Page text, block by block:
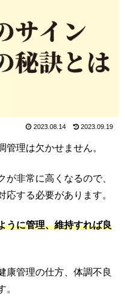
2023.08.14 2023.09.19
理は欠かせません。
非常に高くなるので、
する必要があります。
うに管理、維持すれば良
康管理の仕方、体調不良
。